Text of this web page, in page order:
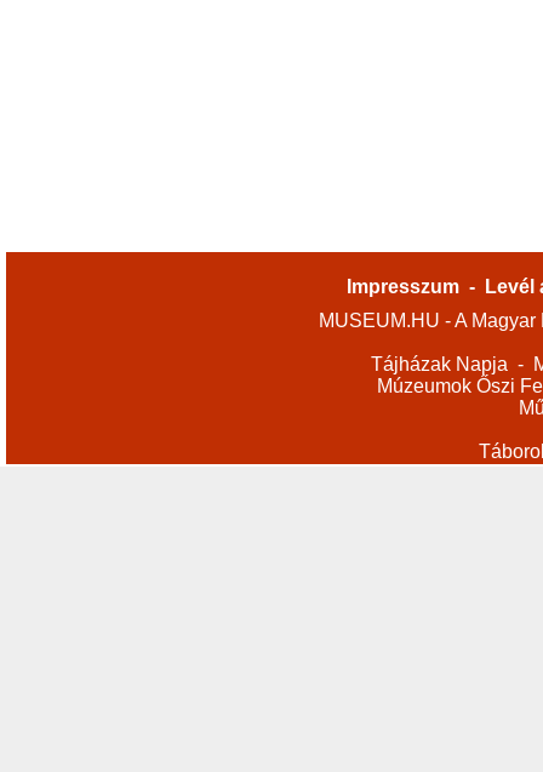
Impresszum -
Levél
MUSEUM.HU - A
Tájházak Napja -
Múzeumok Őszi